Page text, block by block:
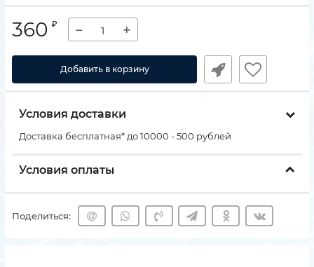
360 ₽ − +
Добавить в корзину
Условия доставки
Доставка бесплатная* до 10000 - 500 рублей
Условия оплаты
Поделиться: